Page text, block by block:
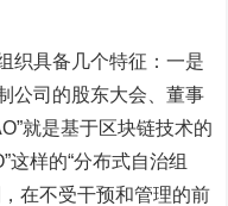
具备几个特征：一是
公司的股东大会、董事
就是基于区块链技术的
这样的“分布式自治组
在不受干预和管理的前